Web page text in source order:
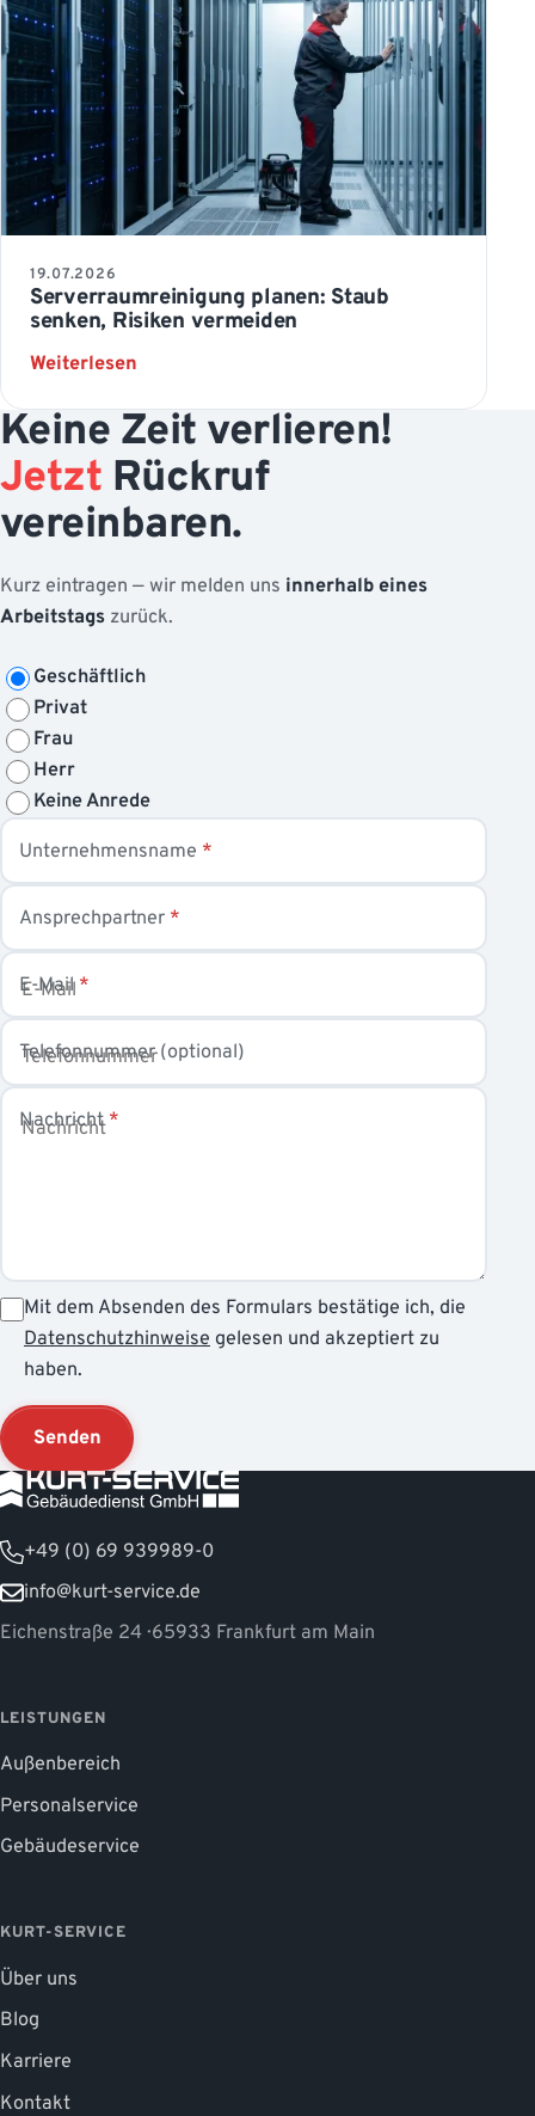
19.07.2026
Serverraumreinigung planen: Staub
senken, Risiken vermeiden
Weiterlesen
Keine Zeit verlieren!
Jetzt Rückruf
vereinbaren.
Kurz eintragen — wir melden uns innerhalb eines
Arbeitstags zurück.
Art Geschäftlich
Privat
AnredeFrau
Herr
Keine Anrede
Unternehmensname *
Ansprechpartner *
E-Mail *
Telefonnummer(optional)
Nachricht*
Mit dem Absenden des Formulars bestätige ich, die
Datenschutzhinweise gelesen und akzeptiert zu
haben.
Senden
+49 (0) 69 939989-0
info@kurt-service.de
Eichenstraße 24 · 65933 Frankfurt am Main
LEISTUNGEN
Außenbereich
Personalservice
Gebäudeservice
KURT-SERVICE
Über uns
Blog
Karriere
Kontakt